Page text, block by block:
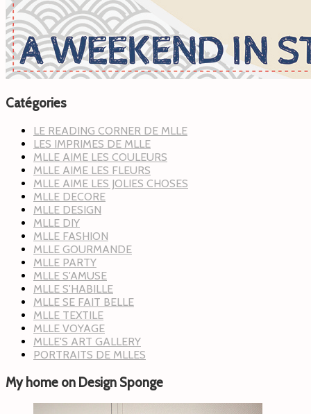
Catégories
LE READING CORNER DE MLLE
LES IMPRIMES DE MLLE
MLLE AIME LES COULEURS
MLLE AIME LES FLEURS
MLLE AIME LES JOLIES CHOSES
MLLE DECORE
MLLE DESIGN
MLLE DIY
MLLE FASHION
MLLE GOURMANDE
MLLE PARTY
MLLE S'AMUSE
MLLE S'HABILLE
MLLE SE FAIT BELLE
MLLE TEXTILE
MLLE VOYAGE
MLLE'S ART GALLERY
PORTRAITS DE MLLES
My home on Design Sponge